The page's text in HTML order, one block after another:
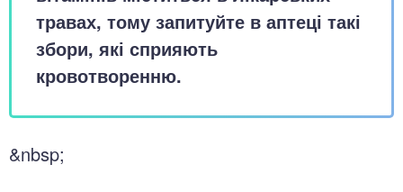
травах, тому запитуйте в аптеці такі
збори, які сприяють
кровотворенню.
&nbsp;